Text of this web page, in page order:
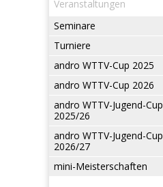
Veranstaltungen
Seminare
Turniere
andro WTTV-Cup 2025
andro WTTV-Cup 2026
andro WTTV-Jugend-Cup
2025/26
andro WTTV-Jugend-Cup
2026/27
mini-Meisterschaften